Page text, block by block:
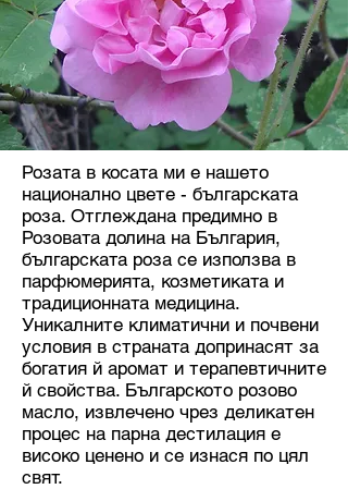
Розата в косата ми е нашето
национално цвете - българската
роза. Отглеждана предимно в
Розовата долина на България,
българската роза се използва в
парфюмерията, козметиката и
традиционната медицина.
Уникалните климатични и почвени
условия в страната допринасят за
богатия й аромат и терапевтичните
й свойства. Българското розово
масло, извлечено чрез деликатен
процес на парна дестилация е
високо ценено и се изнася по цял
свят.